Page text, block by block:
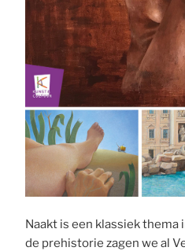
Naakt is een klassiek thema
de prehistorie zagen we al